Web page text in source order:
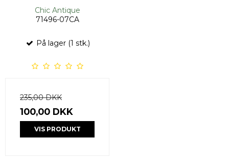
Chic Antique
71496-07CA
På lager (1 stk.)
235,00 DKK
100,00 DKK
VIS PRODUKT